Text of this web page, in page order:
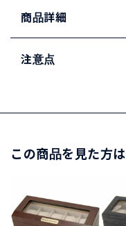
商品詳細
注意点
この商品を見た方